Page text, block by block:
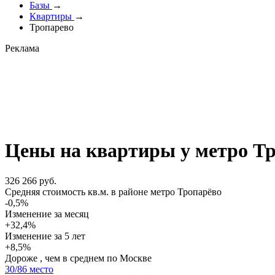
Базы →
Квартиры →
Тропарево
Реклама
Цены на квартиры у метро
326 266 руб.
Cредняя стоимость кв.м. в районе метро Тропарёво
-0,5%
Изменение за месяц
+32,4%
Изменение за 5 лет
+8,5%
Дороже , чем в среднем по Москве
30/86 место